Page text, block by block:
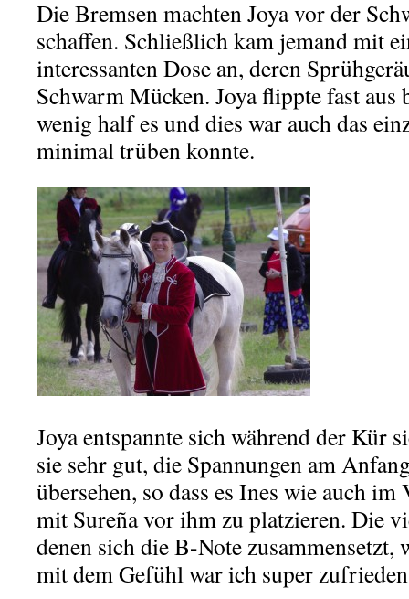
Die Bremsen machten Joya vor der
schaffen. Schließlich kam jemand mit
interessanten Dose an, deren
Schwarm Mücken. Joya flippte fast
wenig half es und dies war auch das
minimal trüben konnte.
Joya entspannte sich während der Kür
sie sehr gut, die Spannungen am
übersehen, so dass es Ines wie auch
mit Sureña vor ihm zu platzieren. Die
denen sich die B-Note zusammensetzt,
mit dem Gefühl war ich super